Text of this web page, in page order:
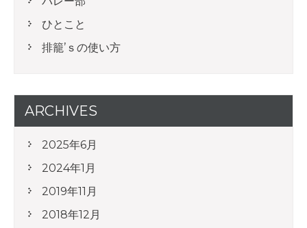
ひとこと
排籠’ｓの使い方
ARCHIVES
2025年6月
2024年1月
2019年11月
2018年12月